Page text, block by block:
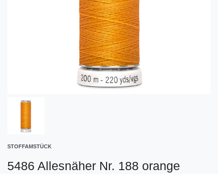
STOFFAMSTÜCK
5486 Allesnäher Nr. 188 orange